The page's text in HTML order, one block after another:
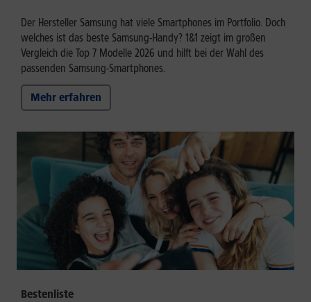
Der Hersteller Samsung hat viele Smartphones im Portfolio. Doch
welches ist das beste Samsung-Handy? 1&1 zeigt im großen
Vergleich die Top 7 Modelle 2026 und hilft bei der Wahl des
passenden Samsung-Smartphones.
Mehr erfahren
Bestenliste